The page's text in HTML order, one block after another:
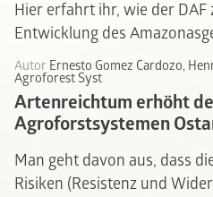
Hier erfahrt ihr, wie der DAF
Entwicklung des
Autor Ernesto Gomez Cardozo,
Agroforest Syst
Artenreichtum erhöht
Agroforstsystemen
Man geht davon aus, dass
Risiken (Resistenz und